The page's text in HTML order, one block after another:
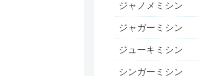
ジャノメミシン
ジャガーミシン
ジューキミシン
シンガーミシン